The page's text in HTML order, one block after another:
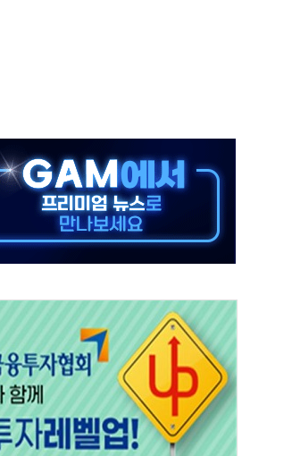
안 강한 비 이어져
치여 사망
페널티' 22개 과제 손본다
시민 연대로 목소리 내야"
숨진 채 발견
연설서 신경전 고조